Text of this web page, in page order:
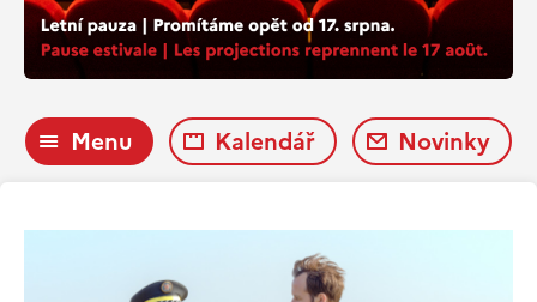
Menu Kalendář Novinky